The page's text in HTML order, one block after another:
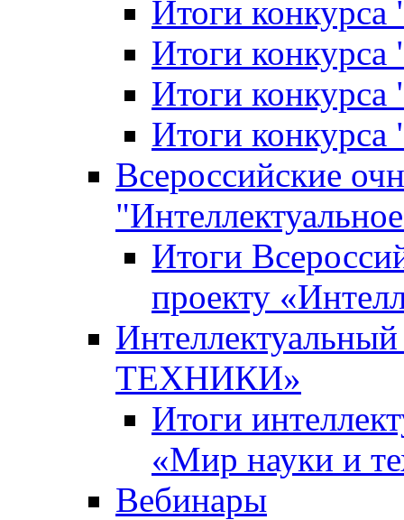
Итоги
Итоги конкурса
Итоги
Итоги
Всероссийские
Итоги
проекту
ТЕХНИКИ»
Итоги
«Мир науки и
Вебинары